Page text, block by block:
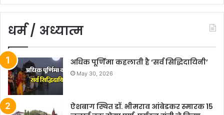
धर्म / अध्यात्म
अधिक पूर्णिमा कहलाती है ‘सर्व सिद्धिदायिनी’
May 30, 2026
ऐशबाग स्थित डॉ. भीमराव आंबेडकर स्मारक 15